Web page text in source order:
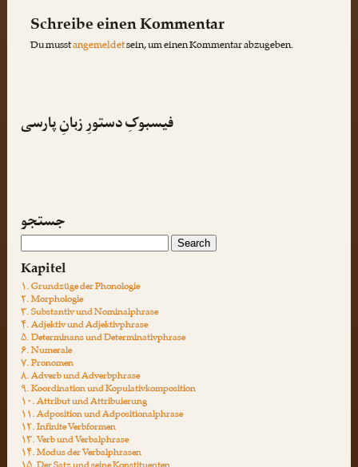
Schreibe einen Kommentar
Du musstangemeldetsein, um einen Kommentar abzugeben.
فیسبوکِ دستورِ زبانِ پارسی
جستجو
Kapitel
۱. Grundzüge der Phonologie
۲. Morphologie
۳. Substantiv und Nominalphrase
۴. Adjektiv und Adjektivphrase
۵. Determinans und Determinativphrase
۶. Numerale
۷. Pronomen
۸. Adverb und Adverbphrase
۹. Koordination und Kopulativkomposition
۱۰. Attribut und Attribuierung
۱۱. Adposition und Adpositionalphrase
۱۲. Infinite Verbformen
۱۳. Verb und Verbalphrase
۱۴. Modus der Verbalphrasen